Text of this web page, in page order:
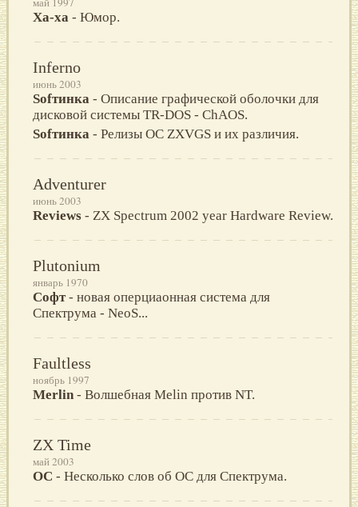
Ха-ха - Юмор.
Inferno
июнь 2003
Sofтинка - Описание графической оболочки для
дисковой системы TR-DOS - ChAOS.
Sofтинка - Релизы ОС ZXVGS и их различия.
Adventurer
июнь 2003
Reviews - ZX Spectrum 2002 year Hardware Review.
Plutonium
январь 1970
Софт- новая оперциаонная система для
Спектрума - NeoS...
Faultless
ноябрь 1997
Merlin - Волшебная Melin против NT.
ZX Time
май 2003
ОС - Нecколько cлов об ОС для Спектрума.